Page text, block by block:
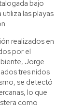
bajo
las playas
realizados en
por el
Jorge
tres nidos
se detectó
lo que
como